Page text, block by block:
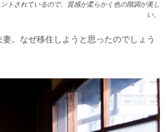
トされているので、質感が柔らかく色の階調が美し
い。
。なぜ移住しようと思ったのでしょう